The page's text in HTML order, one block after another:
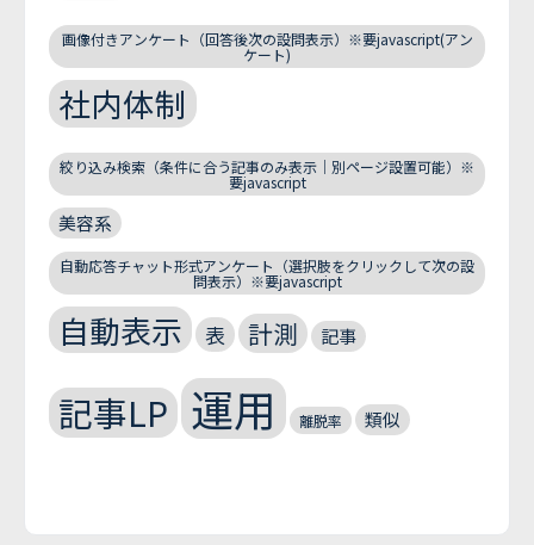
画像付きアンケート（回答後次の設問表示）※要javascript(アン
ケート)
社内体制
絞り込み検索（条件に合う記事のみ表示｜別ページ設置可能）※
要javascript
美容系
自動応答チャット形式アンケート（選択肢をクリックして次の設
問表示）※要javascript
自動表示 表 計測 記事
記事LP 運用 離脱率 類似